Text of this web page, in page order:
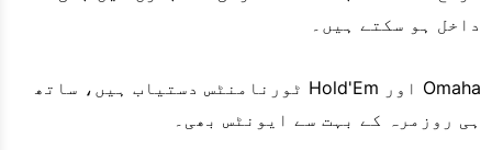
داخل ہو سکتے ہیں۔
Omaha اور Hold'Em ٹورنامنٹس دستیاب ہیں، ساتھ
ہی روزمرہ کے بہت سے ایونٹس بھی۔